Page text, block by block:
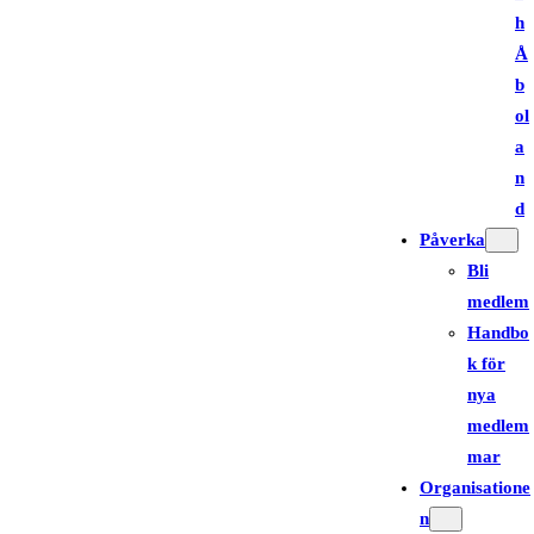
h
Å
b
ol
a
n
d
Påverka
Bli
medlem
Handbo
k för
nya
medlem
mar
Organisatione
n